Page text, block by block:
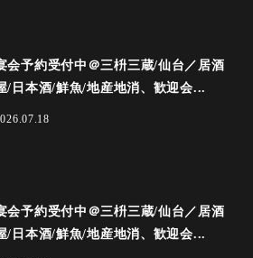
会予約受付中＠三枡三蔵/仙台／居酒
/日本酒/鮮魚/地産地消、歓迎会...
会予約受付中＠三枡三蔵/仙台／居酒
/日本酒/鮮魚/地産地消、歓迎会...